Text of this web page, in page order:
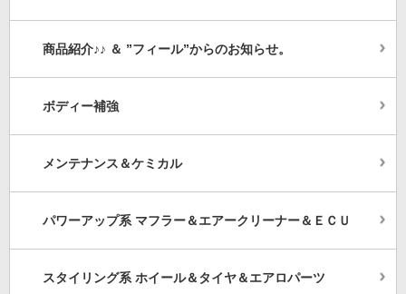
商品紹介♪♪ ＆ ”フィール”からのお知らせ。
ボディー補強
メンテナンス＆ケミカル
パワーアップ系 マフラー＆エアークリーナー＆ＥＣＵ
スタイリング系 ホイール＆タイヤ＆エアロパーツ